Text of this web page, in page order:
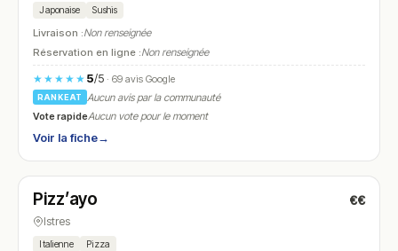
Japonaise Sushis
Livraison :Non renseignée
Réservation en ligne :Non renseignée
★★★★★ 5/5· 69 avis Google
RANKEAT
Aucun avis par la communauté
Vote rapideAucun vote pour le moment
Voir la fiche→
N° 17
Pizz’ayo €€
Istres
Italienne Pizza